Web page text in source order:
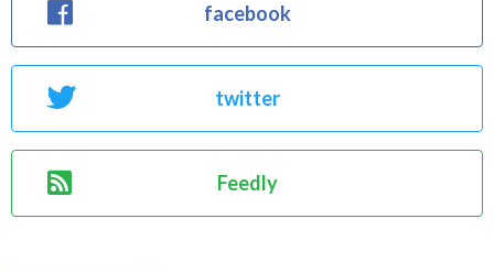
facebook
twitter
Feedly